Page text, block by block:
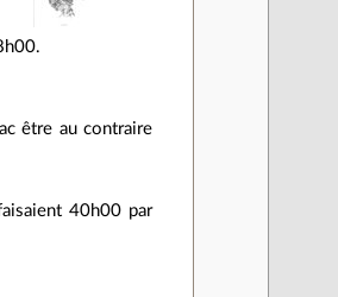
être au contraire
40h00 par